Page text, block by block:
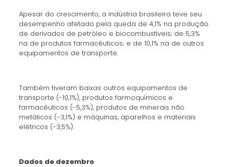
Apesar do crescimento, a indústria brasileira teve seu
desempenho afetado pela queda de 4,1% na produção
de derivados de petróleo e biocombustíveis; de 5,3%
na de produtos farmacêuticos; e de 10,1% na de outros
equipamentos de transporte.
Também tiveram baixas outros equipamentos de
transporte (-10,1%), produtos farmoquímicos e
farmacêuticos (-5,3%), produtos de minerais não
metálicos (-3,1%) e máquinas, aparelhos e materiais
elétricos (-3,5%).
Dados de dezembro